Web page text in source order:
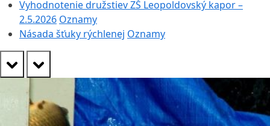
Vyhodnotenie družstiev ZŠ Leopoldovský kapor –
2.5.2026 Oznamy
Násada šťuky rýchlenej Oznamy
prev next